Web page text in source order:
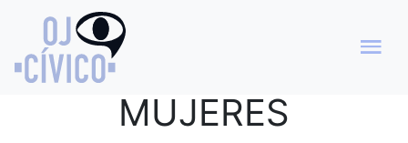
CATEGORÍA
MUJERES